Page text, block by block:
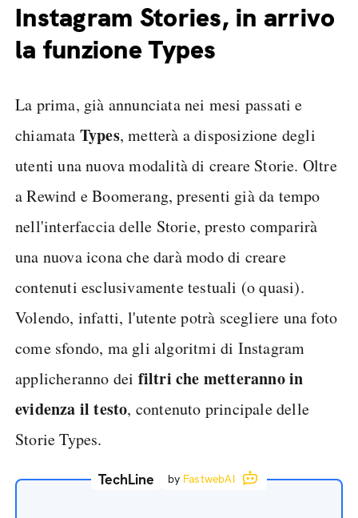
Instagram Stories, in arrivo
la funzione Types
La prima, già annunciata nei mesi passati e
chiamata Types, metterà a disposizione degli
utenti una nuova modalità di creare Storie. Oltre
a Rewind e Boomerang, presenti già da tempo
nell'interfaccia delle Storie, presto comparirà
una nuova icona che darà modo di creare
contenuti esclusivamente testuali (o quasi).
Volendo, infatti, l'utente potrà scegliere una foto
come sfondo, ma gli algoritmi di Instagram
applicheranno dei filtri che metteranno in
evidenza il testo, contenuto principale delle
Storie Types.
TechLine by FastwebAI